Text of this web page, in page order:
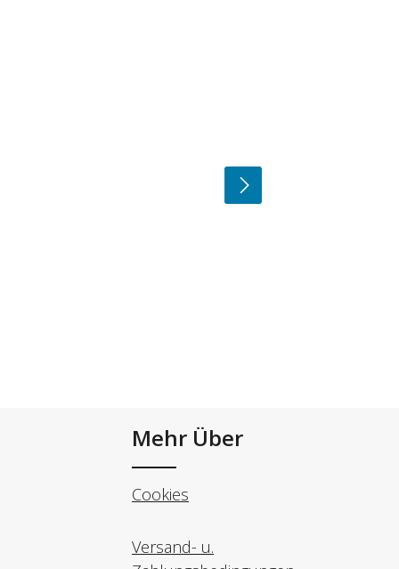
Mehr Über
Cookies
Versand- u.